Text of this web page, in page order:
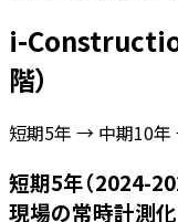
i-
階）
短期5年 → 中期10
短期5年（2024-
現場の常時計測化